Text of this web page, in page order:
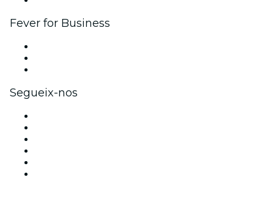
Fever for Business
Segueix-nos